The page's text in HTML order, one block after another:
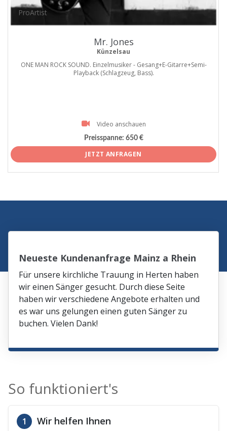
ProArtist
Mr. Jones
Künzelsau
ONE MAN ROCK SOUND. Einzelmusiker - Gesang+E-Gitarre+Semi-
Playback (Schlagzeug, Bass).
Video anschauen
Preisspanne: 650 €
JETZT ANFRAGEN
Neueste Kundenanfrage Mainz a Rhein
Für unsere kirchliche Trauung in Herten haben
wir einen Sänger gesucht. Durch diese Seite
haben wir verschiedene Angebote erhalten und
es war uns gelungen einen guten Sänger zu
buchen. Vielen Dank!
So funktioniert's
1 Wir helfen Ihnen